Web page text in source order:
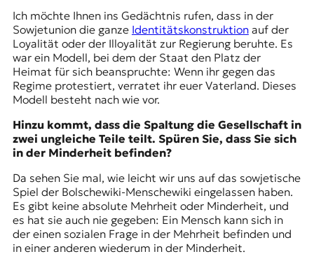
Ich möchte Ihnen ins Gedächtnis rufen, dass in der
Sowjetunion die ganze Identitätskonstruktionauf der
Loyalität oder der Illoyalität zur Regierung beruhte. Es
war ein Modell, bei dem der Staat den Platz der
Heimat für sich beanspruchte: Wenn ihr gegen das
Regime protestiert, verratet ihr euer Vaterland. Dieses
Modell besteht nach wie vor.
Hinzu kommt, dass die Spaltung die Gesellschaft in
zwei ungleiche Teile teilt. Spüren Sie, dass Sie sich
in der Minderheit befinden?
Da sehen Sie mal, wie leicht wir uns auf das sowjetische
Spiel der Bolschewiki-Menschewiki eingelassen haben.
Es gibt keine absolute Mehrheit oder Minderheit, und
es hat sie auch nie gegeben: Ein Mensch kann sich in
der einen sozialen Frage in der Mehrheit befinden und
in einer anderen wiederum in der Minderheit.